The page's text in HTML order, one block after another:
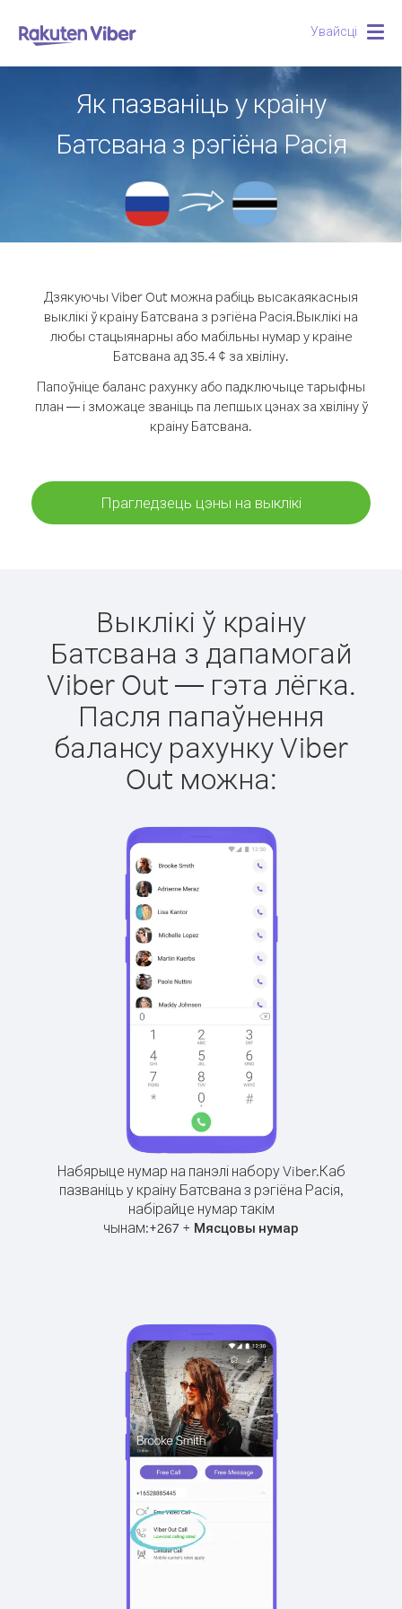
Увайсці
Як пазваніць у краіну
Батсвана з рэгіёна Расія
Дзякуючы Viber Out можна рабіць высакаякасныя
выклікі ў краіну Батсвана з рэгіёна Расія.Выклікі на
любы стацыянарны або мабільны нумар у краіне
Батсвана ад 35.4 ¢ за хвіліну.
Папоўніце баланс рахунку або падключыце тарыфны
план — і зможаце званіць па лепшых цэнах за хвіліну ў
краіну Батсвана.
Прагледзець цэны на выклікі
Выклікі ў краіну
Батсвана з дапамогай
Viber Out — гэта лёгка.
Пасля папаўнення
балансу рахунку Viber
Out можна:
Набярыце нумар на панэлі набору Viber.Каб
пазваніць у краіну Батсвана з рэгіёна Расія,
набірайце нумар такім
чынам:+267 + Мясцовы нумар